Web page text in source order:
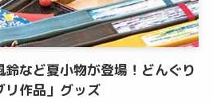
など夏小物が登場！どんぐり
リ作品」グッズ